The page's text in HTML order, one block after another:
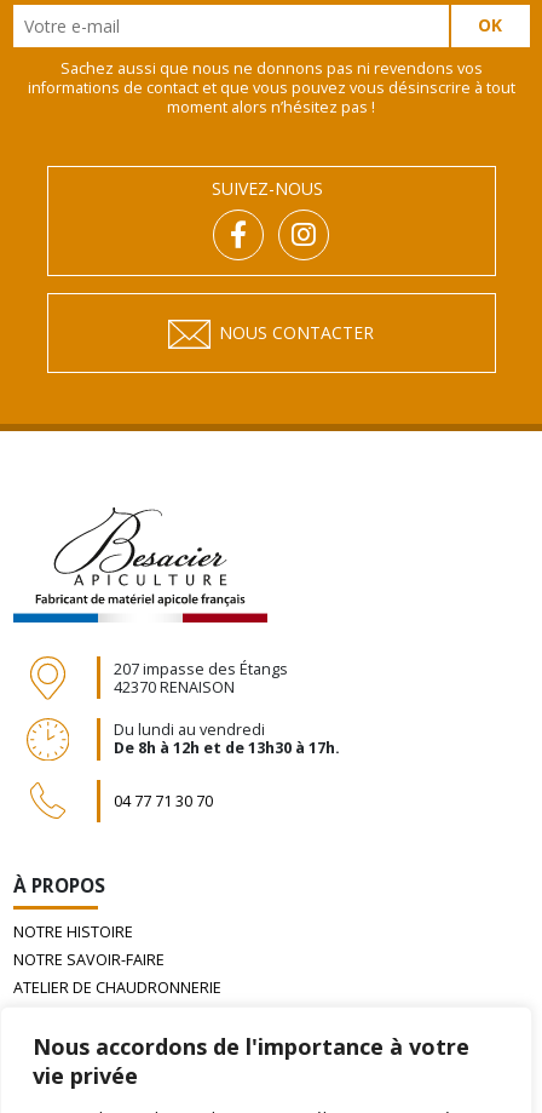
Nous accordons de l'importance à votre
vie privée
Sachez aussi que nous ne donnons pas ni revendons vos
informations de contact et que vous pouvez vous désinscrire à tout
moment alors n’hésitez pas !
SUIVEZ-NOUS
NOUS CONTACTER
207 impasse des Étangs
42370 RENAISON
Du lundi au vendredi
De 8h à 12h et de 13h30 à 17h.
04 77 71 30 70
À PROPOS
NOTRE HISTOIRE
NOTRE SAVOIR-FAIRE
ATELIER DE CHAUDRONNERIE
INFORMATIONS